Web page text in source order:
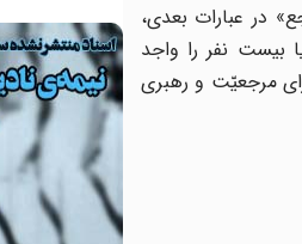
در عبارات بعدی،
بیست نفر را واجد
مرجعیّت و رهبری